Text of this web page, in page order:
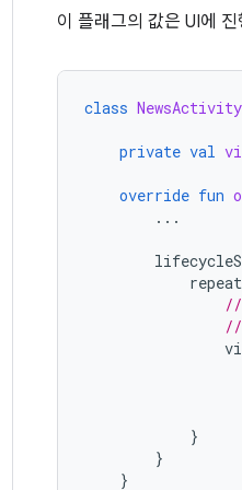
이 플래그의 값은 UI에
class NewsActivity
private val
override fun
...
//
//
}
}
}